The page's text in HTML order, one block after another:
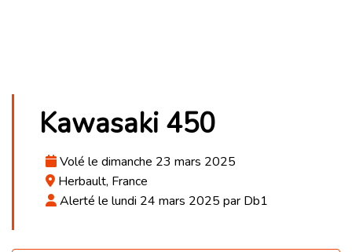
Kawasaki 450
Volé le dimanche 23 mars 2025
Herbault, France
Alerté le lundi 24 mars 2025 par Db1